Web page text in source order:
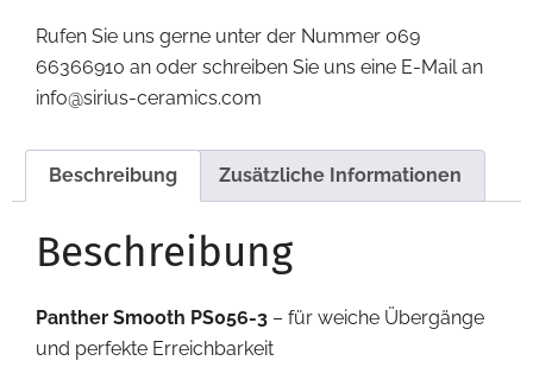
Rufen Sie uns gerne unter der Nummer 069
66366910 an oder schreiben Sie uns eine E-Mail an
info@sirius-ceramics.com
Beschreibung Zusätzliche Informationen
Beschreibung
Panther Smooth PS056-3 – für weiche Übergänge
und perfekte Erreichbarkeit